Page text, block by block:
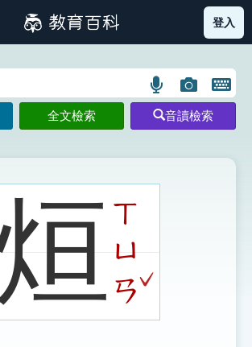
筆畫索引圖示 部首索引表圖示
登入
語
言
搜
示
圖
片
搜
開
鍵
圖
全文檢索 音讀檢索
ㄒ
ㄩ
ㄢ
ˇ